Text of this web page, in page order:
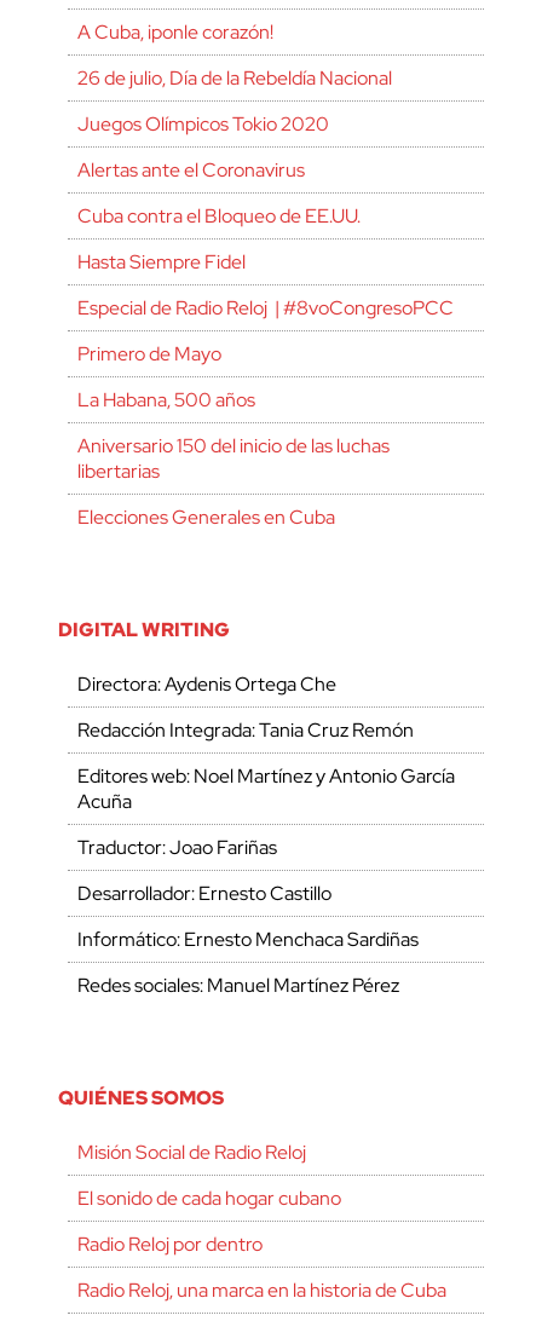
A Cuba, ¡ponle corazón!
26 de julio, Día de la Rebeldía Nacional
Juegos Olímpicos Tokio 2020
Alertas ante el Coronavirus
Cuba contra el Bloqueo de EE.UU.
Hasta Siempre Fidel
Especial de Radio Reloj | #8voCongresoPCC
Primero de Mayo
La Habana, 500 años
Aniversario 150 del inicio de las luchas
libertarias
Elecciones Generales en Cuba
DIGITAL WRITING
Directora: Aydenis Ortega Che
Redacción Integrada: Tania Cruz Remón
Editores web: Noel Martínez y Antonio García
Acuña
Traductor: Joao Fariñas
Desarrollador: Ernesto Castillo
Informático: Ernesto Menchaca Sardiñas
Redes sociales: Manuel Martínez Pérez
QUIÉNES SOMOS
Misión Social de Radio Reloj
El sonido de cada hogar cubano
Radio Reloj por dentro
Radio Reloj, una marca en la historia de Cuba